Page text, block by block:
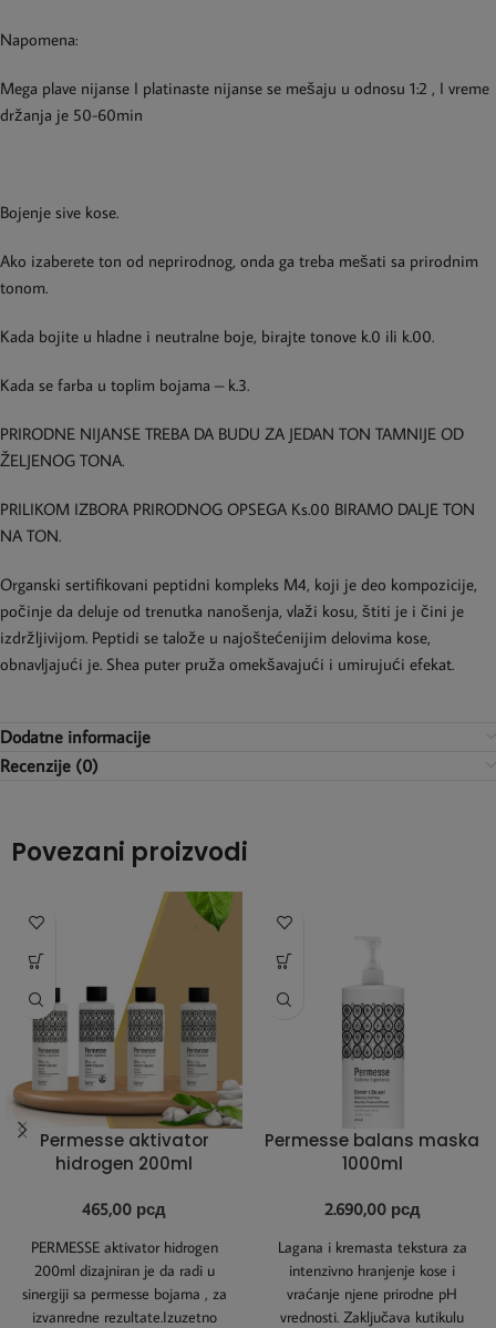
Napomena:
Mega plave nijanse I platinaste nijanse se mešaju u odnosu 1:2 , I vreme
držanja je 50-60min
Bojenje sive kose.
Ako izaberete ton od neprirodnog, onda ga treba mešati sa prirodnim
tonom.
Kada bojite u hladne i neutralne boje, birajte tonove k.0 ili k.00.
Kada se farba u toplim bojama – k.3.
PRIRODNE NIJANSE TREBA DA BUDU ZA JEDAN TON TAMNIJE OD
ŽELJENOG TONA.
PRILIKOM IZBORA PRIRODNOG OPSEGA Ks.00 BIRAMO DALJE TON
NA TON.
Organski sertifikovani peptidni kompleks M4, koji je deo kompozicije,
počinje da deluje od trenutka nanošenja, vlaži kosu, štiti je i čini je
izdržljivijom. Peptidi se talože u najoštećenijim delovima kose,
obnavljajući je. Shea puter pruža omekšavajući i umirujući efekat.
Dodatne informacije
Recenzije (0)
Povezani proizvodi
Permesse aktivator
hidrogen 200ml
465,00 рсд
PERMESSE aktivator hidrogen
200ml dizajniran je da radi u
sinergiji sa permesse bojama , za
izvanredne rezultate.Izuzetno
Permesse balans maska
1000ml
2.690,00 рсд
Lagana i kremasta tekstura za
intenzivno hranjenje kose i
vraćanje njene prirodne pH
vrednosti. Zaključava kutikulu